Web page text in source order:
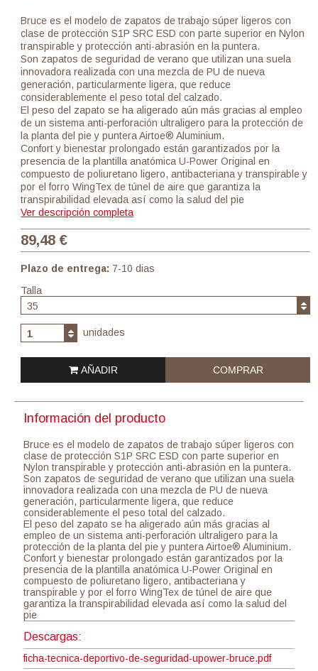
Bruce es el modelo de zapatos de trabajo súper ligeros con
clase de protección S1P SRC ESD con parte superior en Nylon
transpirable y protección anti-abrasión en la puntera.
Son zapatos de seguridad de verano que utilizan una suela
innovadora realizada con una mezcla de PU de nueva
generación, particularmente ligera, que reduce
considerablemente el peso total del calzado.
El peso del zapato se ha aligerado aún más gracias al empleo
de un sistema anti-perforación ultraligero para la protección de
la planta del pie y puntera Airtoe® Aluminium.
Confort y bienestar prolongado están garantizados por la
presencia de la plantilla anatómica U-Power Original en
compuesto de poliuretano ligero, antibacteriana y transpirable y
por el forro WingTex de túnel de aire que garantiza la
transpirabilidad elevada así como la salud del pie
Ver descripción completa
89,48 €
Plazo de entrega: 7-10 dias
Talla
35
1 unidades
AÑADIR COMPRAR
Información del producto
Bruce es el modelo de zapatos de trabajo súper ligeros con
clase de protección S1P SRC ESD con parte superior en
Nylon transpirable y protección anti-abrasión en la puntera.
Son zapatos de seguridad de verano que utilizan una suela
innovadora realizada con una mezcla de PU de nueva
generación, particularmente ligera, que reduce
considerablemente el peso total del calzado.
El peso del zapato se ha aligerado aún más gracias al
empleo de un sistema anti-perforación ultraligero para la
protección de la planta del pie y puntera Airtoe® Aluminium.
Confort y bienestar prolongado están garantizados por la
presencia de la plantilla anatómica U-Power Original en
compuesto de poliuretano ligero, antibacteriana y
transpirable y por el forro WingTex de túnel de aire que
garantiza la transpirabilidad elevada así como la salud del
pie
Descargas:
ficha-tecnica-deportivo-de-seguridad-upower-bruce.pdf